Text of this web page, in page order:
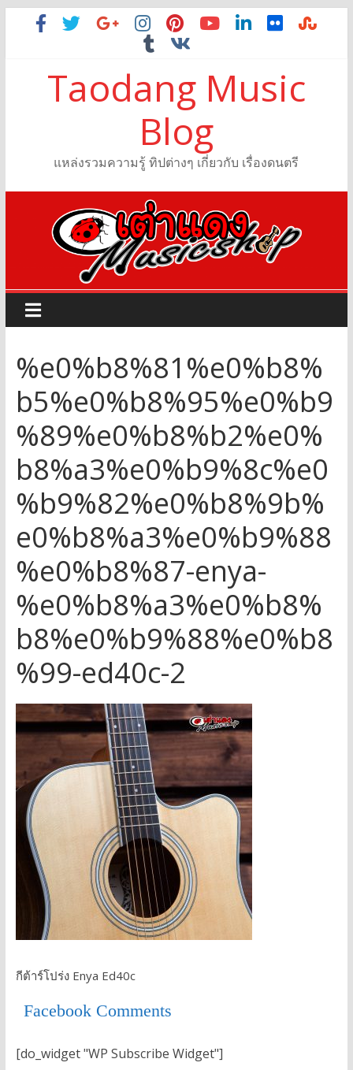
Taodang Music
Blog
แหล่งรวมความรู้ ทิปต่างๆ เกี่ยวกับ เรื่องดนตรี
%e0%b8%81%e0%b8%
b5%e0%b8%95%e0%b9
%89%e0%b8%b2%e0%
b8%a3%e0%b9%8c%e0
%b9%82%e0%b8%9b%
e0%b8%a3%e0%b9%88
%e0%b8%87-enya-
%e0%b8%a3%e0%b8%
b8%e0%b9%88%e0%b8
%99-ed40c-2
กีต้าร์โปร่ง Enya Ed40c
Facebook Comments
[do_widget "WP Subscribe Widget"]